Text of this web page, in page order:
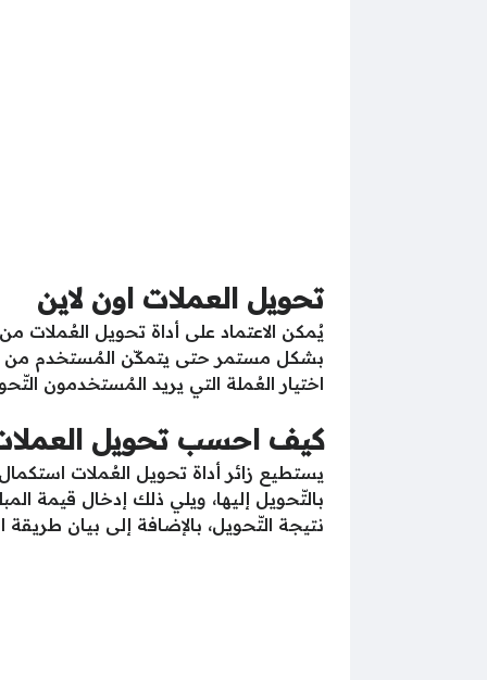
تحويل العملات اون لاين
يُمكن الاعتماد على أداة تحويل
بشكل مستمر حتى يتمكّن المُستخدم من
اختيار العُملة التي يريد المُستخدمون
كيف احسب تحويل
يستطيع زائر أداة تحويل العُملات
بالتّحويل إليها، ويلي ذلك إدخال قيمة
نتيجة التّحويل، بالإضافة إلى بيان طريقة